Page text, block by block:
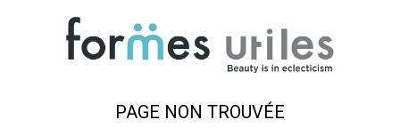
PAGE NON TROUVÉE